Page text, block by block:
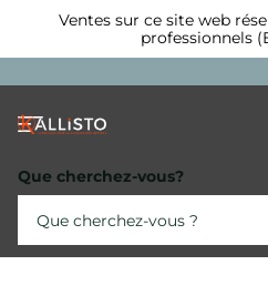
Ventes sur ce site web
professionnels
Que cherchez-vous?